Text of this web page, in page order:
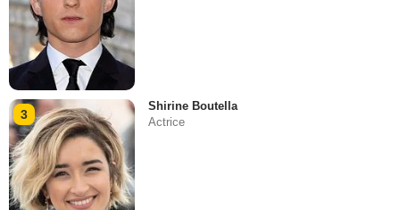
3
Shirine Boutella
Actrice